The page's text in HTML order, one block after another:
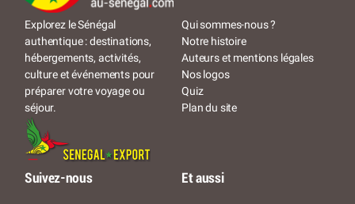
Explorez le Sénégal
authentique : destinations,
hébergements, activités,
culture et événements pour
préparer votre voyage ou
séjour.
Qui sommes-nous ?
Notre histoire
Auteurs et mentions légales
Nos logos
Quiz
Plan du site
Suivez-nous Et aussi